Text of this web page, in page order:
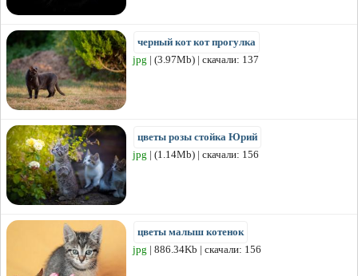
черный кот кот прогулка
jpg | (3.97Mb) | скачали: 137
цветы розы стойка Юрий
jpg | (1.14Mb) | скачали: 156
цветы малыш котенок
jpg | 886.34Kb | скачали: 156